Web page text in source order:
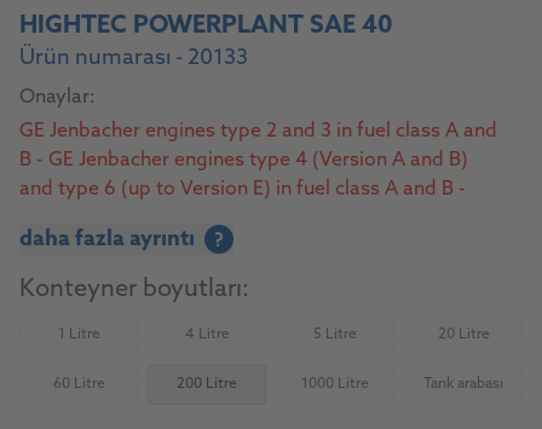
HIGHTEC POWERPLANT SAE 40
Ürün numarası - 20133
Onaylar:
GE Jenbacher engines type 2 and 3 in fuel class A and
B - GE Jenbacher engines type 4 (Version A and B)
and type 6 (up to Version E) in fuel class A and B -
daha fazla ayrıntı ?
Konteyner boyutları:
1 Litre(Not available) 4 Litre(Not available) 5 Litre(Not available) 20 Litre
(Not
60 Litre(Not available) 200 Litre 1000 Litre(Not available)Tank arabası
(Not